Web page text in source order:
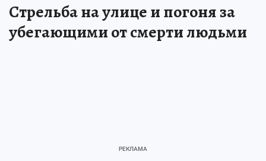
Стрельба на улице и погоня за
убегающими от смерти людьми